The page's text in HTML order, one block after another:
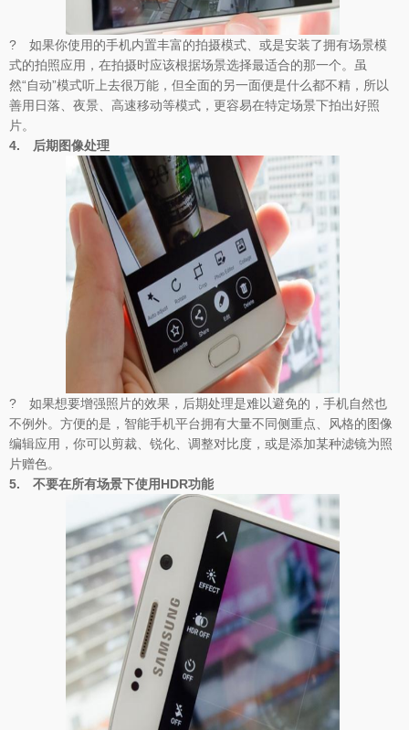
? 如果你使用的手机内置丰富的拍摄模式、或是安装了拥有场景模
式的拍照应用，在拍摄时应该根据场景选择最适合的那一个。虽
然“自动”模式听上去很万能，但全面的另一面便是什么都不精，所以
善用日落、夜景、高速移动等模式，更容易在特定场景下拍出好照
片。
4.
后期图像处理
? 如果想要增强照片的效果，后期处理是难以避免的，手机自然也
不例外。方便的是，智能手机平台拥有大量不同侧重点、风格的图像
编辑应用，你可以剪裁、锐化、调整对比度，或是添加某种滤镜为照
片赠色。
5. 不要在所有场景下使用HDR功能